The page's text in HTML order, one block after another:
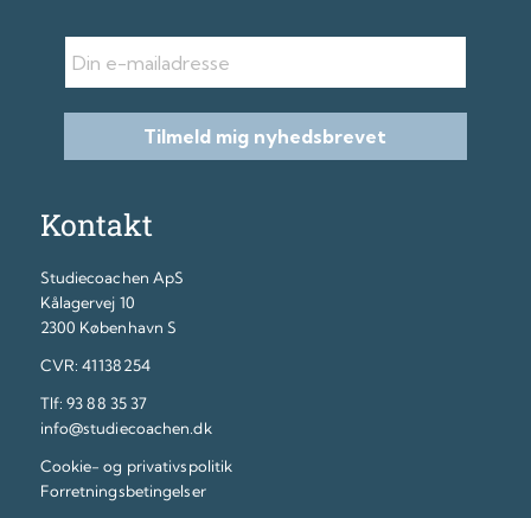
Tilmeld mig nyhedsbrevet
Kontakt
Studiecoachen ApS
Kålagervej 10
2300 København S
CVR: 41138254
Tlf:93 88 35 37
info@studiecoachen.dk
Cookie- og privativspolitik
Forretningsbetingelser